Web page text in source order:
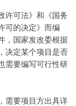
可法》和《国务
可的决定》而编
，国家发改委根据
决定某个项目是否
需要编写可行性研
要项目方出具详